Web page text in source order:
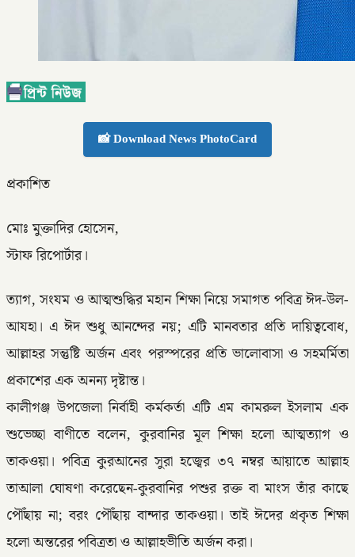
📸 Download News PhotoCard
প্রকাশিত
মোঃ মুক্তাদির হোসেন,
স্টাফ রিপোর্টার।
ত্যাগ, সংযম ও আত্মশুদ্ধির মহান শিক্ষা নিয়ে সমাগত পবিত্র ঈদ-উল-
আযহা। এ ঈদ শুধু আনন্দের নয়; এটি মানবতার প্রতি দায়িত্ববোধ,
আল্লাহর সন্তুষ্টি অর্জন এবং পরস্পরের প্রতি ভালোবাসা ও সহমর্মিতা
প্রকাশের এক অনন্য দৃষ্টান্ত।
কালীগঞ্জ উপজেলা নির্বাহী কর্মকর্তা এটি এম কামরুল ইসলাম এক
শুভেচ্ছা বাণীতে বলেন, কুরবানির মূল শিক্ষা হলো আত্মত্যাগ ও
তাকওয়া। পবিত্র কুরআনের সুরা হজ্বের ৩৭ নম্বর আয়াতে আল্লাহ
তাআলা ঘোষণা করেছেন-কুরবানির পশুর রক্ত বা মাংস তাঁর কাছে
পৌঁছায় না; বরং পৌঁছায় বান্দার তাকওয়া। তাই ঈদের প্রকৃত শিক্ষা
হলো অন্তরের পবিত্রতা ও আল্লাহভীতি অর্জন করা।